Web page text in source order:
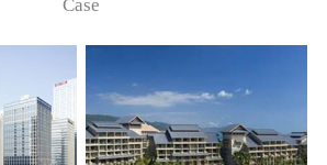
需从现Case